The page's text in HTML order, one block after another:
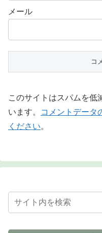
メール
このサイトはスパムを低
います。
コメントデータ
ください。